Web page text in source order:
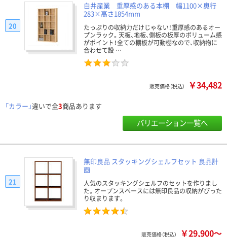
白井産業 重厚感のある本棚 幅1100×奥行
283×高さ1854mm
たっぷりの収納力だけじゃない！重厚感のあるオー
プンラック。天板、地板、側板の板厚のボリューム感
がポイント！全ての棚板が可動棚なので、収納物に
合わせて設 …
20
販売価格（税込） ￥34,482
「カラー」違いで全3商品あります
バリエーション一覧へ
無印良品 スタッキングシェルフセット 良品計
画
人気のスタッキングシェルフのセットを作りまし
た。オープンスペースには無印良品の収納がぴった
り収まります。
21
販売価格（税込） ￥29,900～